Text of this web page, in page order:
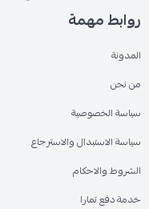
روابط مهمة
المدونة
من نحن
سياسة الخصوصية
سياسة الاستبدال والاسترجاع
الشروط والاحكام
خدمة دفع تمارا